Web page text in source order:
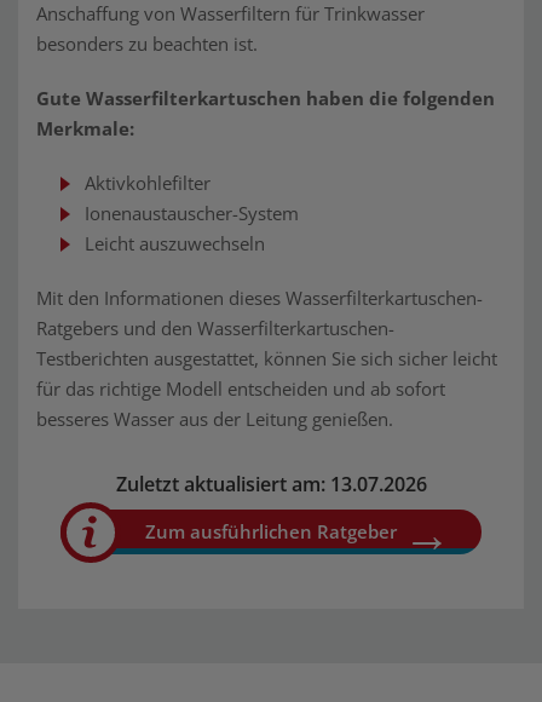
Anschaffung von Wasserfiltern für Trinkwasser
besonders zu beachten ist.
Gute Wasserfilterkartuschen haben die folgenden
Merkmale:
Aktivkohlefilter
Ionenaustauscher-System
Leicht auszuwechseln
Mit den Informationen dieses Wasserfilterkartuschen-
Ratgebers und den Wasserfilterkartuschen-
Testberichten ausgestattet, können Sie sich sicher leicht
für das richtige Modell entscheiden und ab sofort
besseres Wasser aus der Leitung genießen.
Zuletzt aktualisiert am: 13.07.2026
Zum ausführlichen Ratgeber